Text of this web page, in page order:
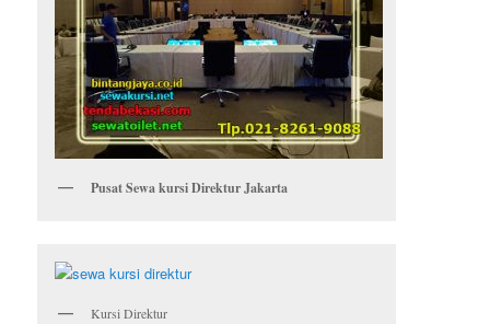
Pusat Sewa kursi Direktur Jakarta
Kursi Direktur